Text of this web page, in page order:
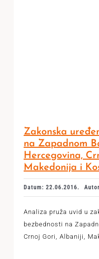
Zakonska
na Zapadnom
Hercegovina,
Makedonija i
Datum: 22.06.2016.
Analiza pruža uvid u
bezbednosti na
Crnoj Gori, Albaniji,